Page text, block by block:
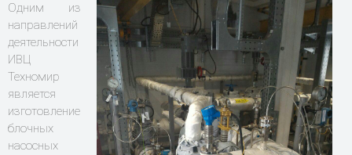
Одним из
направлений
деятельности
ИВЦ
Техномир
является
изготовление
блочных
насосных